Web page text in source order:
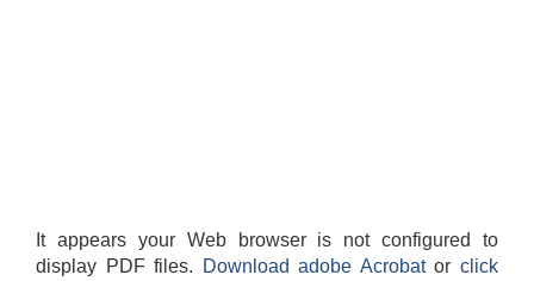
It appears your Web browser is not configured to
display PDF files.
Download adobe Acrobatorclick